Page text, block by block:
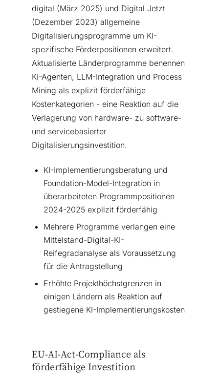
digital (März 2025) und Digital Jetzt
(Dezember 2023) allgemeine
Digitalisierungsprogramme um KI-
spezifische Förderpositionen erweitert.
Aktualisierte Länderprogramme benennen
KI-Agenten, LLM-Integration und Process
Mining als explizit förderfähige
Kostenkategorien - eine Reaktion auf die
Verlagerung von hardware- zu software-
und servicebasierter
Digitalisierungsinvestition.
KI-Implementierungsberatung und
Foundation-Model-Integration in
überarbeiteten Programmpositionen
2024-2025 explizit förderfähig
Mehrere Programme verlangen eine
Mittelstand-Digital-KI-
Reifegradanalyse als Voraussetzung
für die Antragstellung
Erhöhte Projekthöchstgrenzen in
einigen Ländern als Reaktion auf
gestiegene KI-Implementierungskosten
EU-AI-Act-Compliance als
förderfähige Investition